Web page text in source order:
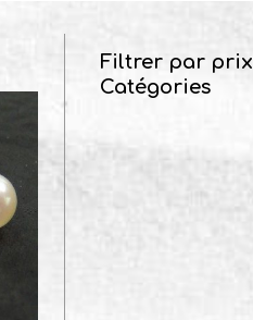
Filtrer par prix
Catégories